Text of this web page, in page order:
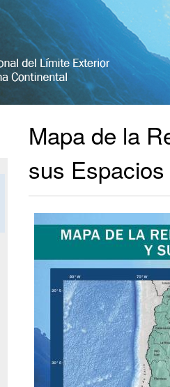
Mapa de la
sus